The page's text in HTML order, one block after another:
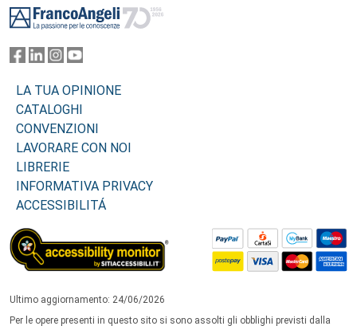
LA TUA OPINIONE
CATALOGHI
CONVENZIONI
LAVORARE CON NOI
LIBRERIE
INFORMATIVA PRIVACY
ACCESSIBILITÁ
Ultimo aggiornamento: 24/06/2026
Per le opere presenti in questo sito si sono assolti gli obblighi previsti dalla